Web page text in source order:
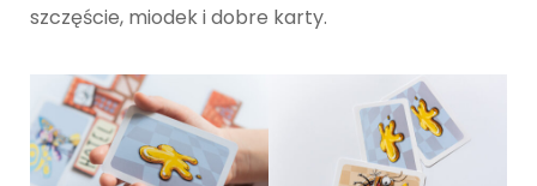
szczęście, miodek i dobre karty.